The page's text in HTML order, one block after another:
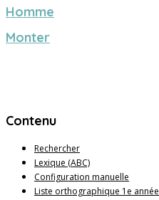
Homme
Monter
Contenu
Rechercher
Lexique (ABC)
Configuration manuelle
Liste orthographique 1e année